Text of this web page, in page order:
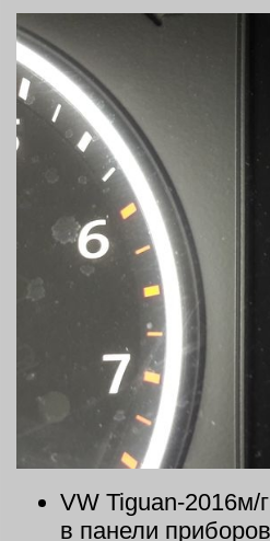
VW Tiguan-2016м/
в панели